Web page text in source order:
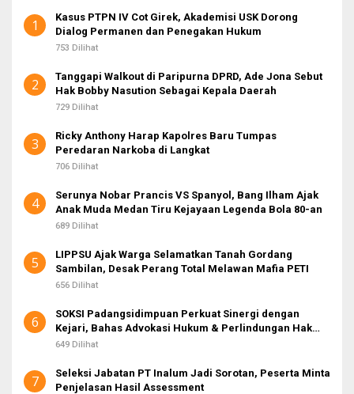
u
k
1
Kasus PTPN IV Cot Girek, Akademisi USK Dorong
Dialog Permanen dan Penegakan Hukum
753 Dilihat
2
Tanggapi Walkout di Paripurna DPRD, Ade Jona Sebut
Hak Bobby Nasution Sebagai Kepala Daerah
729 Dilihat
3
Ricky Anthony Harap Kapolres Baru Tumpas
Peredaran Narkoba di Langkat
706 Dilihat
4
Serunya Nobar Prancis VS Spanyol, Bang Ilham Ajak
Anak Muda Medan Tiru Kejayaan Legenda Bola 80-an
689 Dilihat
5
LIPPSU Ajak Warga Selamatkan Tanah Gordang
Sambilan, Desak Perang Total Melawan Mafia PETI
656 Dilihat
6
SOKSI Padangsidimpuan Perkuat Sinergi dengan
Kejari, Bahas Advokasi Hukum & Perlindungan Hak
Masyarakat
649 Dilihat
7
Seleksi Jabatan PT Inalum Jadi Sorotan, Peserta Minta
Penjelasan Hasil Assessment